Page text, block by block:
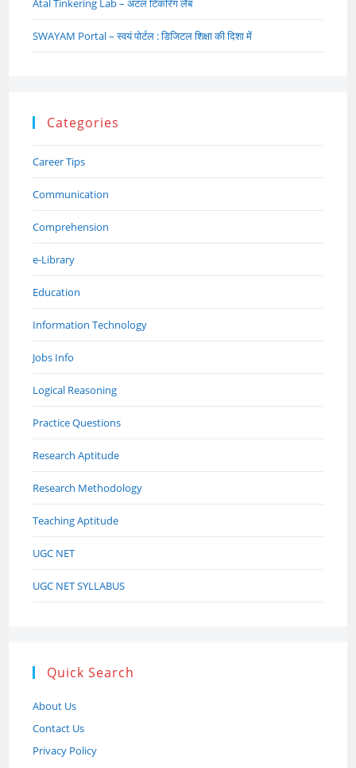
Atal Tinkering Lab – अटल टिंकरिंग लैब
SWAYAM Portal – स्वयं पोर्टल : डिजिटल शिक्षा की दिशा में
Categories
Career Tips
Communication
Comprehension
e-Library
Education
Information Technology
Jobs Info
Logical Reasoning
Practice Questions
Research Aptitude
Research Methodology
Teaching Aptitude
UGC NET
UGC NET SYLLABUS
Quick Search
About Us
Contact Us
Privacy Policy